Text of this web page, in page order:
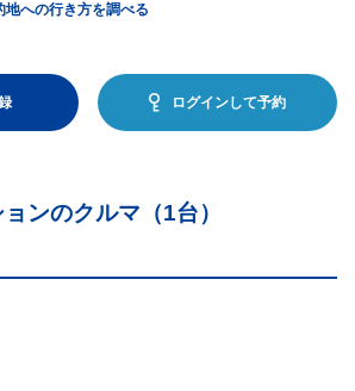
地への行き方を調べる
ログインして予約
ンのクルマ（1台）